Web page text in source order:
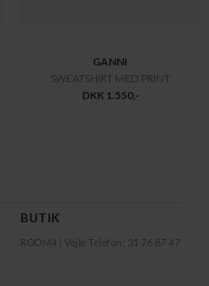
GANNI
SWEATSHIRT MED PRINT
DKK 1.550,-
BUTIK
ROOM4 | Vejle Telefon: 31 76 87 47